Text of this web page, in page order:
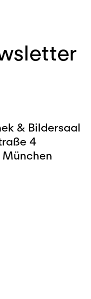
& Bildersaal
4
München